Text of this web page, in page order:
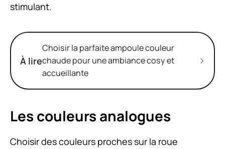
stimulant.
À lire
Choisir la parfaite ampoule couleur
chaude pour une ambiance cosy et
accueillante
Les couleurs analogues
Choisir des couleurs proches sur la roue